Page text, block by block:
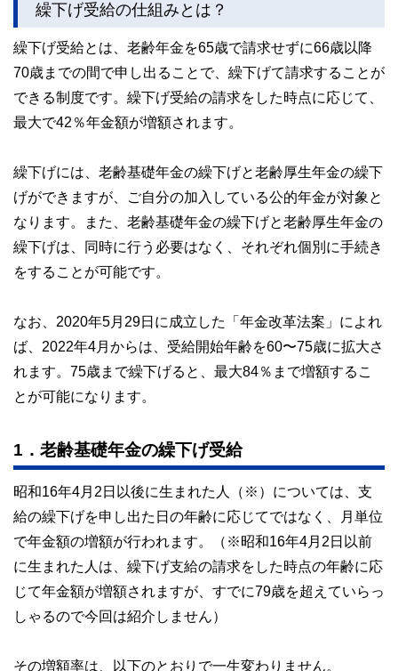
繰下げ受給の仕組みとは？
繰下げ受給とは、老齢年金を65歳で請求せずに66歳以降
70歳までの間で申し出ることで、繰下げて請求することが
できる制度です。繰下げ受給の請求をした時点に応じて、
最大で42％年金額が増額されます。
繰下げには、老齢基礎年金の繰下げと老齢厚生年金の繰下
げができますが、ご自分の加入している公的年金が対象と
なります。また、老齢基礎年金の繰下げと老齢厚生年金の
繰下げは、同時に行う必要はなく、それぞれ個別に手続き
をすることが可能です。
なお、2020年5月29日に成立した「年金改革法案」によれ
ば、2022年4月からは、受給開始年齢を60〜75歳に拡大さ
れます。75歳まで繰下げると、最大84％まで増額するこ
とが可能になります。
1．老齢基礎年金の繰下げ受給
昭和16年4月2日以後に生まれた人（※）については、支
給の繰下げを申し出た日の年齢に応じてではなく、月単位
で年金額の増額が行われます。（※昭和16年4月2日以前
に生まれた人は、繰下げ支給の請求をした時点の年齢に応
じて年金額が増額されますが、すでに79歳を超えていらっ
しゃるので今回は紹介しません）
その増額率は、以下のとおりで一生変わりません。